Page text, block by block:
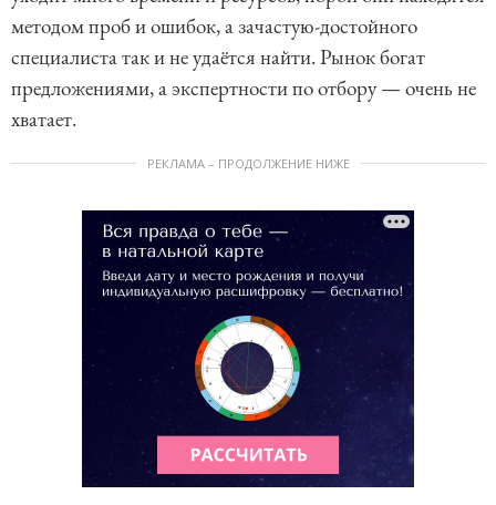
методом проб и ошибок, а зачастую-достойного
специалиста так и не удаётся найти. Рынок богат
предложениями, а экспертности по отбору — очень не
хватает.
РЕКЛАМА – ПРОДОЛЖЕНИЕ НИЖЕ